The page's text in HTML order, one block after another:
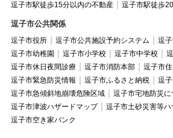
逗子市駅徒歩15分以内の不動産
逗子市駅徒歩
逗子市公共関係
逗子市役所 逗子市公共施設予約システム
逗
逗子市幼稚園
逗子市小学校 逗子市中学校
逗子市休日夜間診療
逗子市消防本部
逗子市
逗子市緊急防災情報
逗子市ふるさと納税
逗
逗子市急傾斜地崩壊危険区域
逗子市宅地防災に
逗子市津波ハザードマップ
逗子市土砂災害等
逗子市空き家バンク